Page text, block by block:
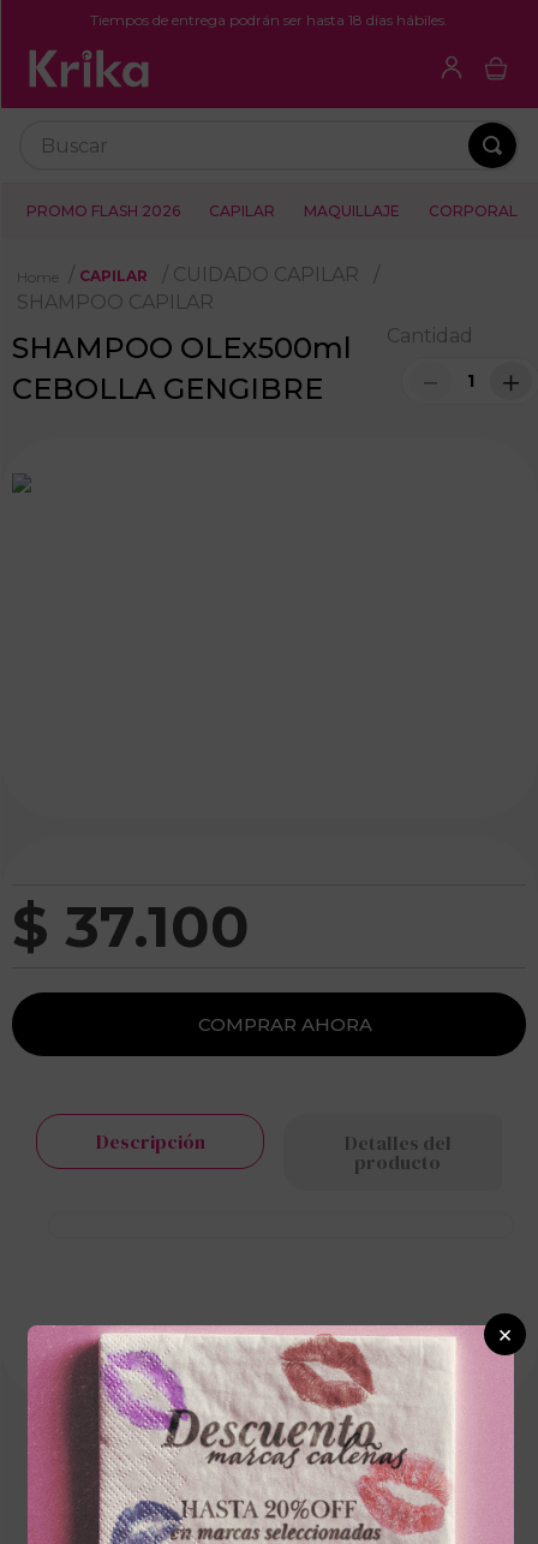
Tiempos de entrega podrán ser hasta 18 días hábiles.
PROMO FLASH 2026 CAPILAR MAQUILLAJE CORPORAL
CAPILAR
CUIDADO CAPILAR
SHAMPOO CAPILAR
SHAMPOO OLEx500ml
CEBOLLA GENGIBRE
Cantidad
＋
－
$ 37.100
Descripción Detalles del
producto
Cargando el resumen…
×